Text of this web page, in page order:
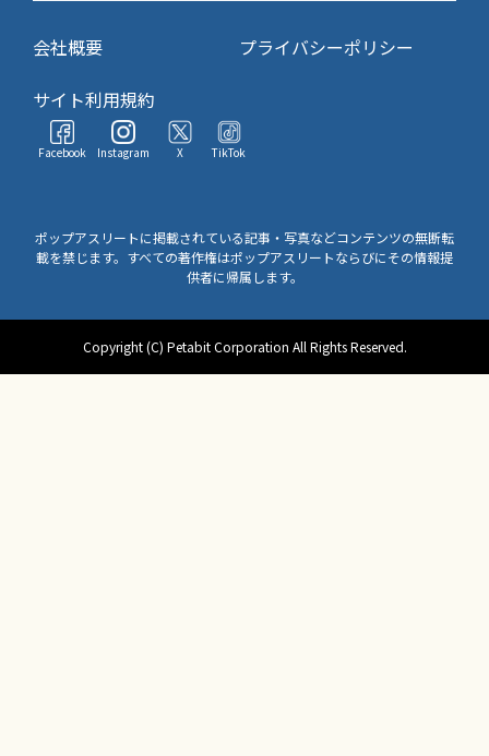
会社概要
プライバシーポリシー
サイト利用規約
Facebook Instagram X TikTok
ポップアスリートに掲載されている記事・写真などコンテンツの無断転
載を禁じます。すべての著作権はポップアスリートならびにその情報提
供者に帰属します。
Copyright (C) Petabit Corporation All Rights Reserved.